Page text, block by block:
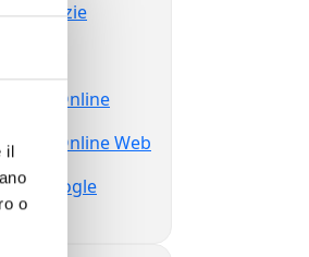
il
o
Notizie
Online
Online Web
da Google